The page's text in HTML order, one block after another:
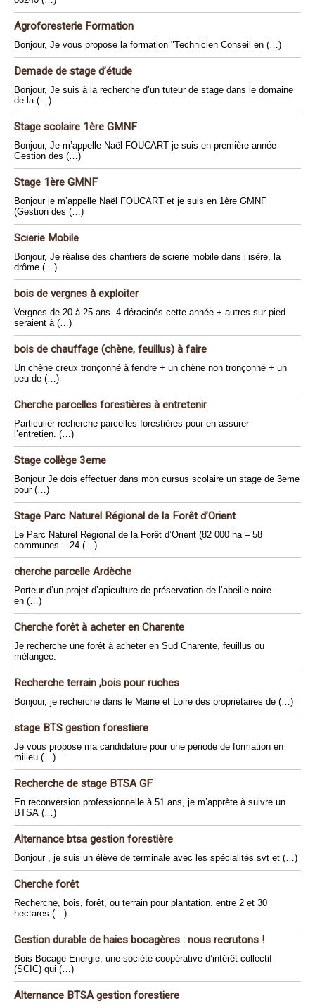
Agroforesterie Formation
Bonjour, Je vous propose la formation "Technicien Conseil en (…)
Demade de stage d’étude
Bonjour, Je suis à la recherche d’un tuteur de stage dans le domaine
de la (…)
Stage scolaire 1ère GMNF
Bonjour, Je m’appelle Naël FOUCART je suis en première année
Gestion des (…)
Stage 1ère GMNF
Bonjour je m’appelle Naël FOUCART et je suis en 1ère GMNF
(Gestion des (…)
Scierie Mobile
Bonjour, Je réalise des chantiers de scierie mobile dans l’isère, la
drôme (…)
bois de vergnes à exploiter
Vergnes de 20 à 25 ans. 4 déracinés cette année + autres sur pied
seraient à (…)
bois de chauffage (chène, feuillus) à faire
Un chène creux tronçonné à fendre + un chène non tronçonné + un
peu de (…)
Cherche parcelles forestières à entretenir
Particulier recherche parcelles forestières pour en assurer
l’entretien. (…)
Stage collège 3eme
Bonjour Je dois effectuer dans mon cursus scolaire un stage de 3eme
pour (…)
Stage Parc Naturel Régional de la Forêt d’Orient
Le Parc Naturel Régional de la Forêt d’Orient (82 000 ha – 58
communes – 24 (…)
cherche parcelle Ardèche
Porteur d’un projet d’apiculture de préservation de l’abeille noire
en (…)
Cherche forêt à acheter en Charente
Je recherche une forêt à acheter en Sud Charente, feuillus ou
mélangée.
Recherche terrain ,bois pour ruches
Bonjour, je recherche dans le Maine et Loire des propriétaires de (…)
stage BTS gestion forestiere
Je vous propose ma candidature pour une période de formation en
milieu (…)
Recherche de stage BTSA GF
En reconversion professionnelle à 51 ans, je m’apprète à suivre un
BTSA (…)
Alternance btsa gestion forestière
Bonjour , je suis un élève de terminale avec les spécialités svt et (…)
Cherche forêt
Recherche, bois, forêt, ou terrain pour plantation. entre 2 et 30
hectares (…)
Gestion durable de haies bocagères : nous recrutons !
Bois Bocage Energie, une société coopérative d’intérêt collectif
(SCIC) qui (…)
Alternance BTSA gestion forestiere